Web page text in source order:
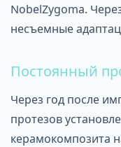
NobelZygoma.
несъемные
Постоянный
Через год после
протезов
керамокомпозита